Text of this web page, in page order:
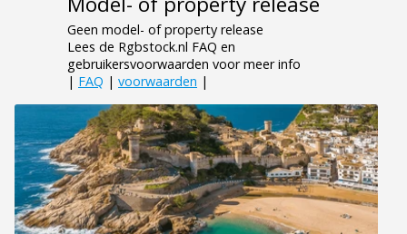
Geen model- of property release
Lees de Rgbstock.nl FAQ en
gebruikersvoorwaarden voor meer info
| FAQ | voorwaarden |